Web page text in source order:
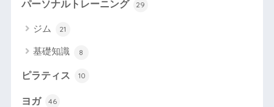
パーソナルトレーニング 29
ジム 21
基礎知識 8
ピラティス 10
ヨガ 46